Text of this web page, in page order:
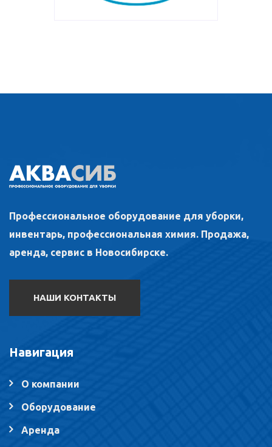
Профессиональное оборудование для уборки,
инвентарь, профессиональная химия. Продажа,
аренда, сервис в Новосибирске.
НАШИ КОНТАКТЫ
Навигация
О компании
Оборудование
Аренда